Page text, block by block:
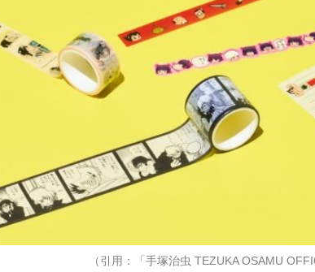
（引用：「手塚治虫 TEZUKA OSAMU